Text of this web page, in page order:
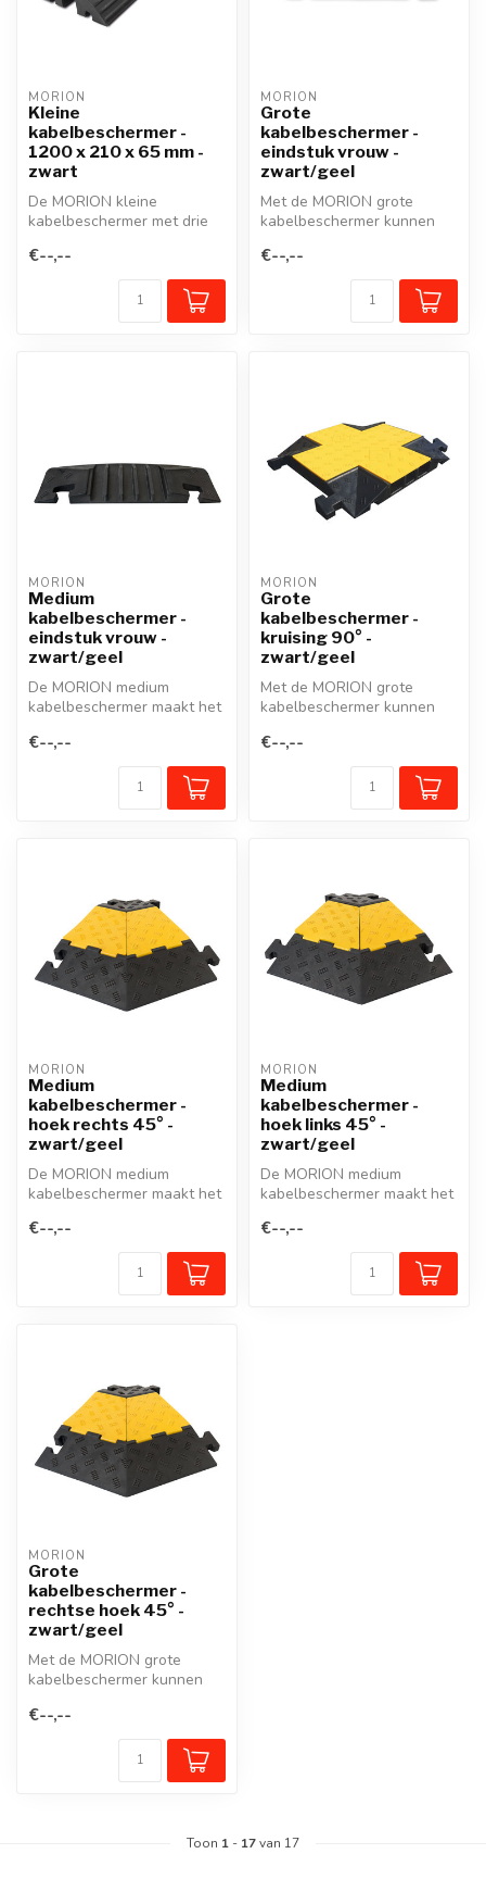
MORION
Kleine
kabelbeschermer -
1200 x 210 x 65 mm -
zwart
De MORION kleine
kabelbeschermer met drie
probleemloos overrij...
€--,--
MORION
Grote
kabelbeschermer -
eindstuk vrouw -
zwart/geel
Met de MORION grote
kabelbeschermer kunnen
probleem...
€--,--
MORION
Medium
kabelbeschermer -
eindstuk vrouw -
zwart/geel
De MORION medium
kabelbeschermer maakt het
kabels, kl...
€--,--
MORION
Grote
kabelbeschermer -
kruising 90° -
zwart/geel
Met de MORION grote
kabelbeschermer kunnen
probleem...
€--,--
MORION
Medium
kabelbeschermer -
hoek rechts 45° -
zwart/geel
De MORION medium
kabelbeschermer maakt het
kabels, kl...
€--,--
MORION
Medium
kabelbeschermer -
hoek links 45° -
zwart/geel
De MORION medium
kabelbeschermer maakt het
kabels, kl...
€--,--
MORION
Grote
kabelbeschermer -
rechtse hoek 45° -
zwart/geel
Met de MORION grote
kabelbeschermer kunnen
probleem...
€--,--
Toon 1 - 17van 17